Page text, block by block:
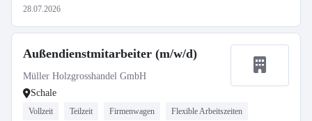
28.07.2026
Außendienstmitarbeiter (m/w/d)
Müller Holzgrosshandel GmbH
Schale
Vollzeit Teilzeit Firmenwagen Flexible Arbeitszeiten